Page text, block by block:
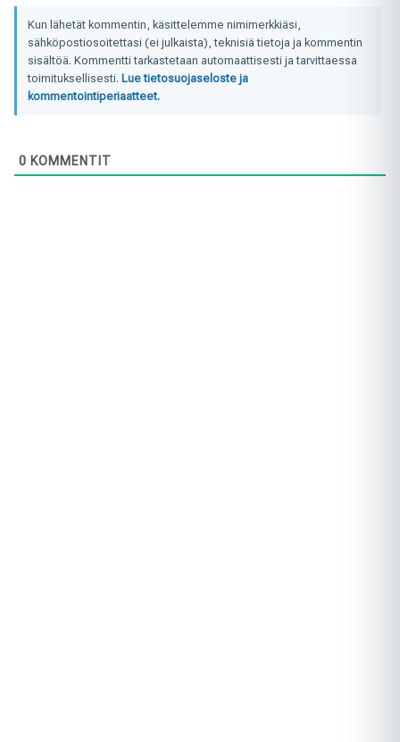
Kun lähetät kommentin, käsittelemme nimimerkkiäsi,
sähköpostiosoitettasi (ei julkaista), teknisiä tietoja ja kommentin
sisältöä. Kommentti tarkastetaan automaattisesti ja tarvittaessa
toimituksellisesti. Lue tietosuojaseloste ja
kommentointiperiaatteet.
0 KOMMENTIT